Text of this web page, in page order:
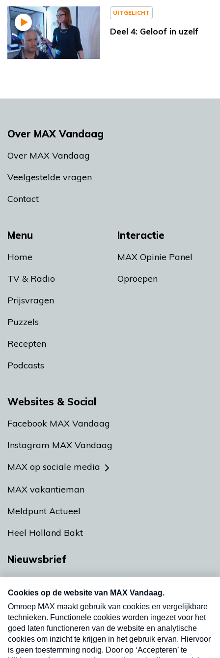
UITGELICHT
Deel 4: Geloof in uzelf
Menu
Home
TV & Radio
Prijsvragen
Puzzels
Recepten
Podcasts
Interactie
MAX Opinie Panel
Oproepen
Over MAX Vandaag
Over MAX Vandaag
Veelgestelde vragen
Contact
Websites & Social
Facebook MAX Vandaag
Instagram MAX Vandaag
MAX op sociale media
MAX vakantieman
Meldpunt Actueel
Heel Holland Bakt
Nieuwsbrief
nieuwsbrief. Elke vrijdag- en dinsdagochtend in
uw mailbox.
Verzend